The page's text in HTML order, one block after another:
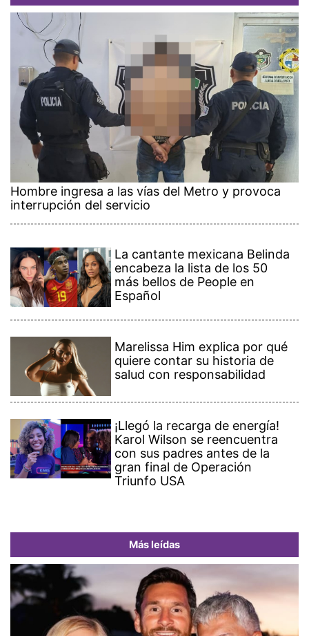
Hombre ingresa a las vías del Metro y provoca
interrupción del servicio
La cantante mexicana Belinda
encabeza la lista de los 50
más bellos de People en
Español
Marelissa Him explica por qué
quiere contar su historia de
salud con responsabilidad
¡Llegó la recarga de energía!
Karol Wilson se reencuentra
con sus padres antes de la
gran final de Operación
Triunfo USA
Más leídas